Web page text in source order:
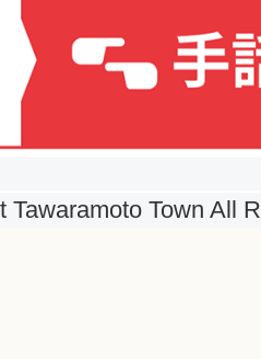
Tawaramoto Town All